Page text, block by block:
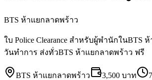
BTS ห้าแยกลาดพร้าว
ใบ Police Clearance สำหรับผู้พำนักใน
วันทำการ ส่งทั่วBTS ห้าแยกลาดพร้าว ฟรี
BTS ห้าแยกลาดพร้าว 3,500 บาท